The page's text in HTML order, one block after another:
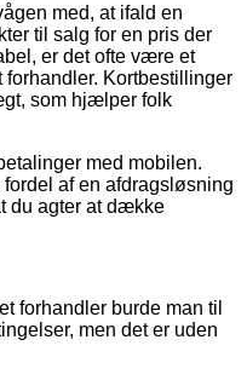
med, at ifald en
til salg for en pris der
er det ofte være et
Kortbestillinger
som hjælper folk
med mobilen.
af en afdragsløsning
du agter at dække
forhandler burde man til
men det er uden